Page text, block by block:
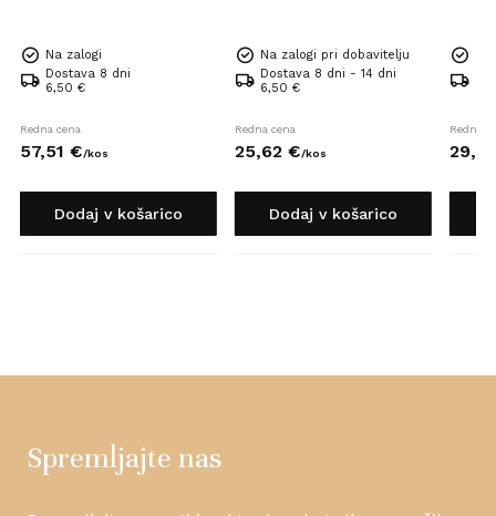
Na zalogi
Dostava 8 dni
6,50 €
Redna cena
57,51 €/kos
Dodaj v košarico
Na zalogi pri dobavitelju
Dostava 8 dni - 14 dni
6,50 €
Redna cena
25,62 €/kos
Dodaj v košarico
Redna
29,
Spremljajte nas